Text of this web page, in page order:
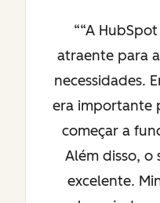
“A
atraente para
necessidades.
era importante
começar a
Além disso, o
excelente.